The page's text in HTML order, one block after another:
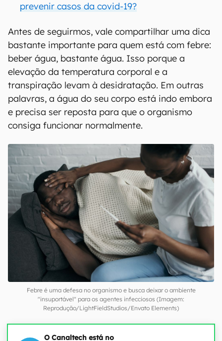
prevenir casos da covid-19?
Antes de seguirmos, vale compartilhar uma dica
bastante importante para quem está com febre:
beber água, bastante água. Isso porque a
elevação da temperatura corporal e a
transpiração levam à desidratação. Em outras
palavras, a água do seu corpo está indo embora
e precisa ser reposta para que o organismo
consiga funcionar normalmente.
Febre é uma defesa no organismo e busca deixar o ambiente
"insuportável" para os agentes infecciosos (Imagem:
Reprodução/LightFieldStudios/Envato Elements)
O Canaltech está no